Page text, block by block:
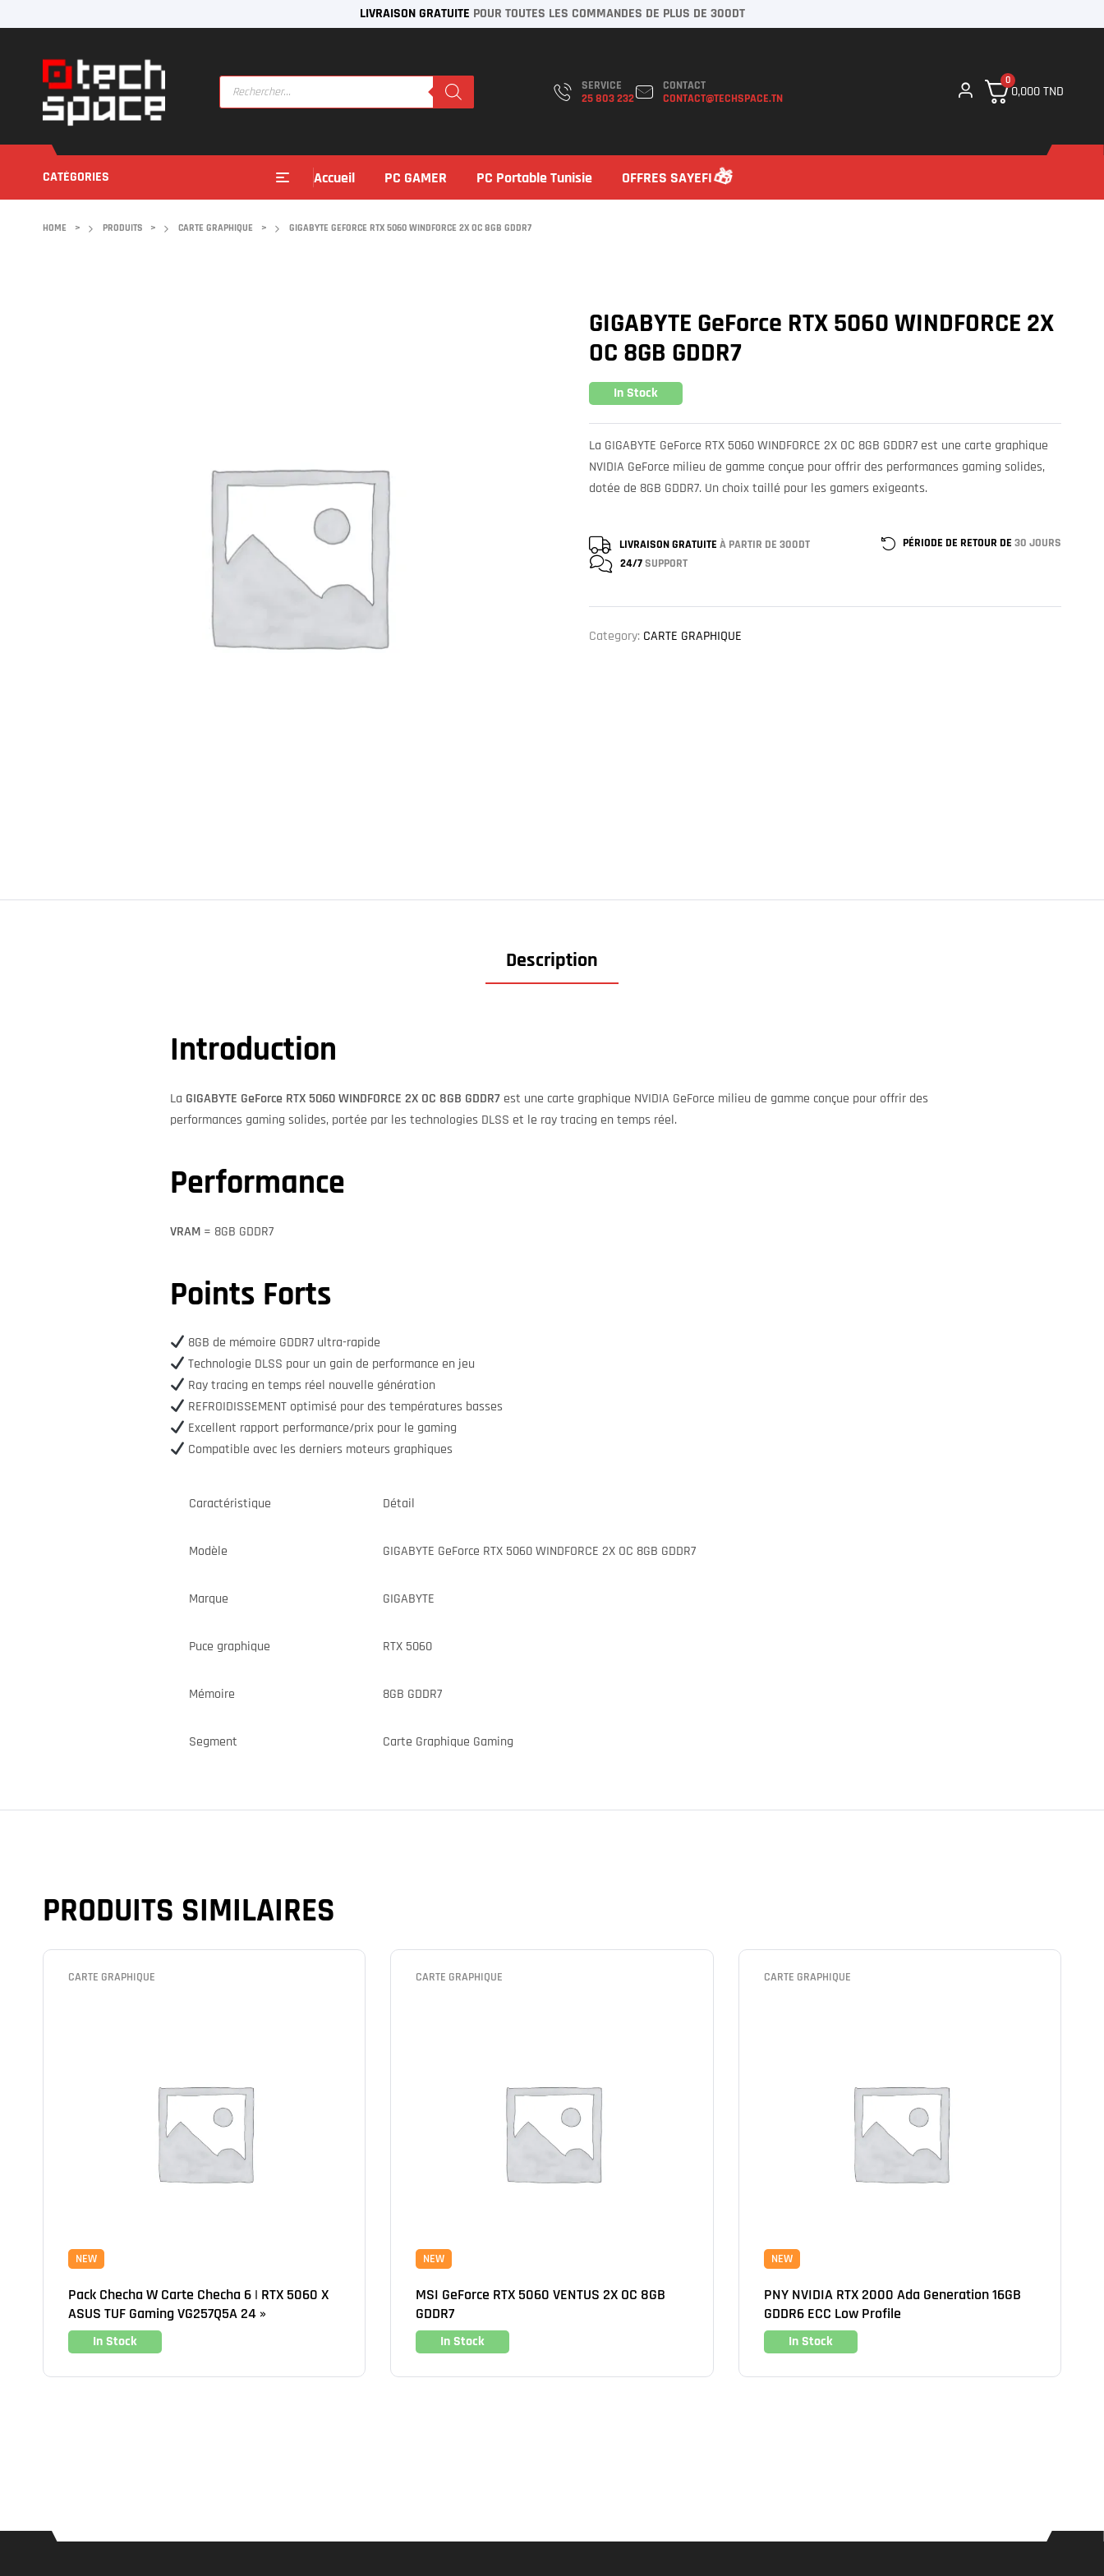
LIVRAISON GRATUITE POUR TOUTES LES COMMANDES DE PLUS DE 300DT
SERVICE
25 803 232
CONTACT
CONTACT@TECHSPACE.TN
0
0,000TND
CATÉGORIES Accueil PC GAMER PC Portable Tunisie OFFRES SAYEFI
HOME > PRODUITS > CARTE GRAPHIQUE > GIGABYTE GEFORCE RTX 5060 WINDFORCE 2X OC 8GB GDDR7
GIGABYTE GeForce RTX 5060 WINDFORCE 2X
OC 8GB GDDR7
In Stock
La GIGABYTE GeForce RTX 5060 WINDFORCE 2X OC 8GB GDDR7 est une carte graphique
NVIDIA GeForce milieu de gamme conçue pour offrir des performances gaming solides,
dotée de 8GB GDDR7. Un choix taillé pour les gamers exigeants.
LIVRAISON GRATUITE À PARTIR DE 300DT PÉRIODE DE RETOUR DE 30 JOURS
24/7SUPPORT
Category: CARTE GRAPHIQUE
Description
Introduction
La GIGABYTE GeForce RTX 5060 WINDFORCE 2X OC 8GB GDDR7 est une carte graphique NVIDIA GeForce milieu de gamme conçue pour offrir des
performances gaming solides, portée par les technologies DLSS et le ray tracing en temps réel.
Performance
VRAM = 8GB GDDR7
Points Forts
8GB de mémoire GDDR7 ultra-rapide
Technologie DLSS pour un gain de performance en jeu
Ray tracing en temps réel nouvelle génération
REFROIDISSEMENT optimisé pour des températures basses
Excellent rapport performance/prix pour le gaming
Compatible avec les derniers moteurs graphiques
Caractéristique Détail
Modèle GIGABYTE GeForce RTX 5060 WINDFORCE 2X OC 8GB GDDR7
Marque GIGABYTE
Puce graphique RTX 5060
Mémoire 8GB GDDR7
Segment Carte Graphique Gaming
PRODUITS SIMILAIRES
CARTE GRAPHIQUE
NEW
Pack Checha W Carte Checha 6 | RTX 5060 X
ASUS TUF Gaming VG257Q5A 24 »
In Stock
CARTE GRAPHIQUE
NEW
MSI GeForce RTX 5060 VENTUS 2X OC 8GB
GDDR7
In Stock
CARTE GRAPHIQUE
NEW
PNY NVIDIA RTX 2000 Ada Generation 16GB
GDDR6 ECC Low Profile
In Stock